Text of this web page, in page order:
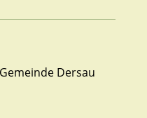
Dersau